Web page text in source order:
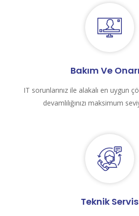
Bakım Ve
IT sorunlarınız ile alakalı en uygun
devamlılığınızı maksimum
Teknik Servis